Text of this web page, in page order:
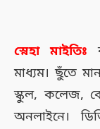
স্নেহা মাইতিঃ
মাধ্যম। ছুঁতে
স্কুল, কলেজ,
অনলাইনে।